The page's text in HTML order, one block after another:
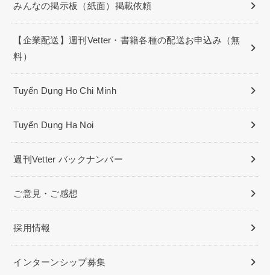
みんなの掲示板（紙面）掲載依頼
【企業配送】週刊Vetter・書籍各種の配送お申込み（無
料）
Tuyển Dụng Ho Chi Minh
Tuyển Dụng Ha Noi
週刊Vetter バックナンバー
ご意見・ご感想
採用情報
インターンシップ募集